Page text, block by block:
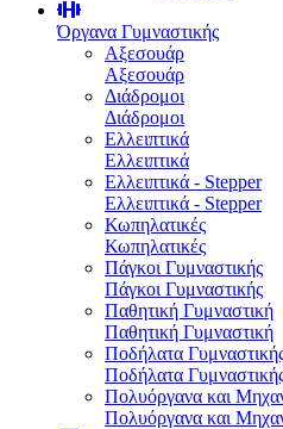
Όργανα Γυμναστικής
Αξεσουάρ
Αξεσουάρ
Διάδρομοι
Διάδρομοι
Ελλειπτικά
Ελλειπτικά
Ελλειπτικά - Stepper
Ελλειπτικά - Stepper
Κωπηλατικές
Κωπηλατικές
Πάγκοι Γυμναστικής
Πάγκοι Γυμναστικής
Παθητική Γυμναστική
Παθητική Γυμναστική
Ποδήλατα
Ποδήλατα
Πολυόργανα και
Πολυόργανα και